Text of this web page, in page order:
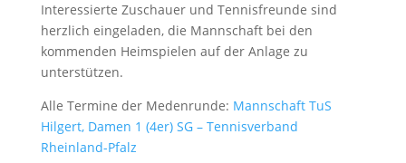
Interessierte Zuschauer und Tennisfreunde sind
herzlich eingeladen, die Mannschaft bei den
kommenden Heimspielen auf der Anlage zu
unterstützen.
Alle Termine der Medenrunde: Mannschaft TuS
Hilgert, Damen 1 (4er) SG – Tennisverband
Rheinland-Pfalz